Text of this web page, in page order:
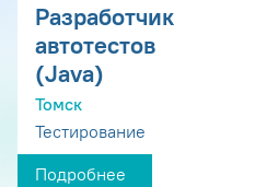
Разработчик
автотестов
(Java)
Томск
Тестирование
Подробнее